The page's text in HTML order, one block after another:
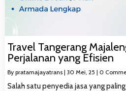
Travel Tangerang
Perjalanan yang Efisien
By pratamajayatrans | 30 Mei, 25 | 0
Salah satu penyedia jasa yang